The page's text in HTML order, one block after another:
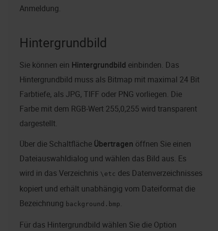
Anmeldung.
Hintergrundbild
Sie können ein Hintergrundbild einbinden. Das
Hintergrundbild muss als Bitmap mit maximal 24 Bit
Farbtiefe, als JPG, TIFF oder PNG vorliegen. Die
Farbe mit dem RGB-Wert 255,0,255 wird transparent
dargestellt.
Über die Schaltfläche Übertragen öffnen Sie einen
Dateiauswahldialog und wählen das Bild aus. Es
wird in das Verzeichnis \etc des Datenverzeichnisses
kopiert und erhält unabhängig vom Dateiformat die
Bezeichnung background.bmp.
Für das Hintergrundbild wählen Sie die Option